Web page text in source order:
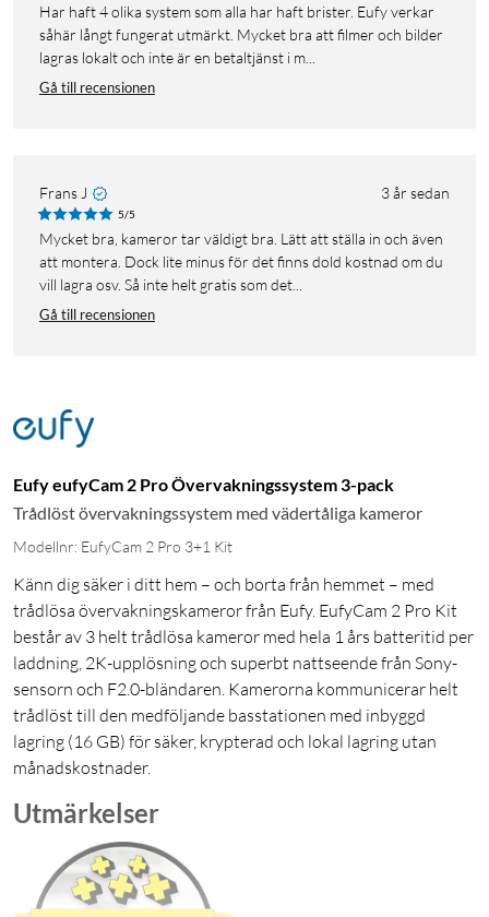
Har haft 4 olika system som alla har haft brister. Eufy verkar
såhär långt fungerat utmärkt. Mycket bra att filmer och bilder
lagras lokalt och inte är en betaltjänst i m...
Gå till recensionen
Frans J 3 år sedan
5/5
Mycket bra, kameror tar väldigt bra. Lätt att ställa in och även
att montera. Dock lite minus för det finns dold kostnad om du
vill lagra osv. Så inte helt gratis som det...
Gå till recensionen
Eufy eufyCam 2 Pro Övervakningssystem 3-pack
Trådlöst övervakningssystem med vädertåliga kameror
Modellnr: EufyCam 2 Pro 3+1 Kit
Känn dig säker i ditt hem – och borta från hemmet – med
trådlösa övervakningskameror från Eufy. EufyCam 2 Pro Kit
består av 3 helt trådlösa kameror med hela 1 års batteritid per
laddning, 2K-upplösning och superbt nattseende från Sony-
sensorn och F2.0-bländaren. Kamerorna kommunicerar helt
trådlöst till den medföljande basstationen med inbyggd
lagring (16 GB) för säker, krypterad och lokal lagring utan
månadskostnader.
Utmärkelser